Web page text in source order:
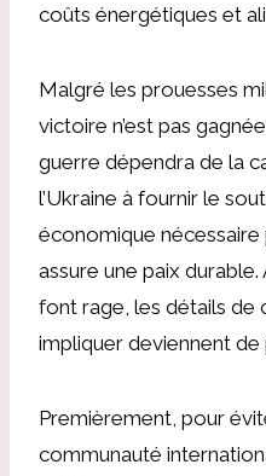
coûts énergétiques et
Malgré les prouesses
victoire n’est pas
guerre dépendra de la
l’Ukraine à fournir le
économique nécessaire
assure une paix
font rage, les détails de
impliquer deviennent de
Premièrement, pour
communauté